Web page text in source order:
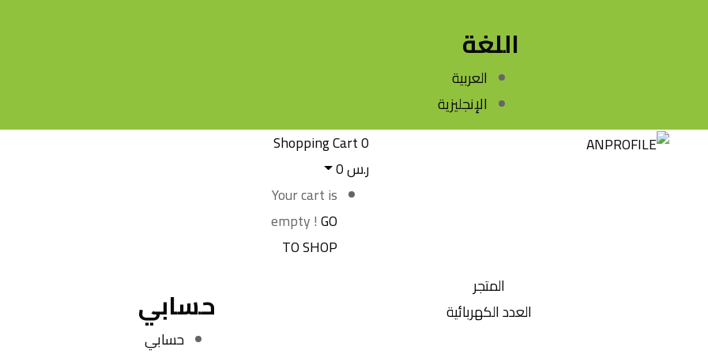
اللغة
العربية
الإنجليزية
0
Shopping Cart
ر.س0
Your cart is
empty !GO
TO SHOP
المتجر
العدد الكهربائية
حسابي
حسابي